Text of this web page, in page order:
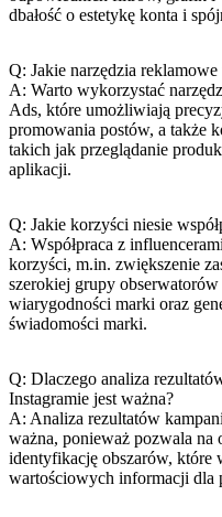
dbałość o‍ estetykę konta i
Q: Jakie narzędzia‍
A: Warto wykorzystać
Ads, które ⁢umożliwiają
promowania⁣ postów,‍ a‍ także
takich ⁤jak przeglądanie⁤
aplikacji.
Q: Jakie korzyści niesie
A:⁢ Współpraca‍ z
korzyści, ​m.in. zwiększenie
szerokiej grupy
wiarygodności marki oraz
świadomości marki.
Q: Dlaczego analiza
Instagramie jest ważna?
A: ‍Analiza⁤ rezultatów
ważna, ponieważ pozwala na
identyfikację‍ obszarów, które
wartościowych informacji dla